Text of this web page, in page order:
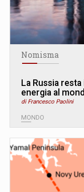
Nomisma
La Russia
energia al
di Francesco Paolini
MONDO